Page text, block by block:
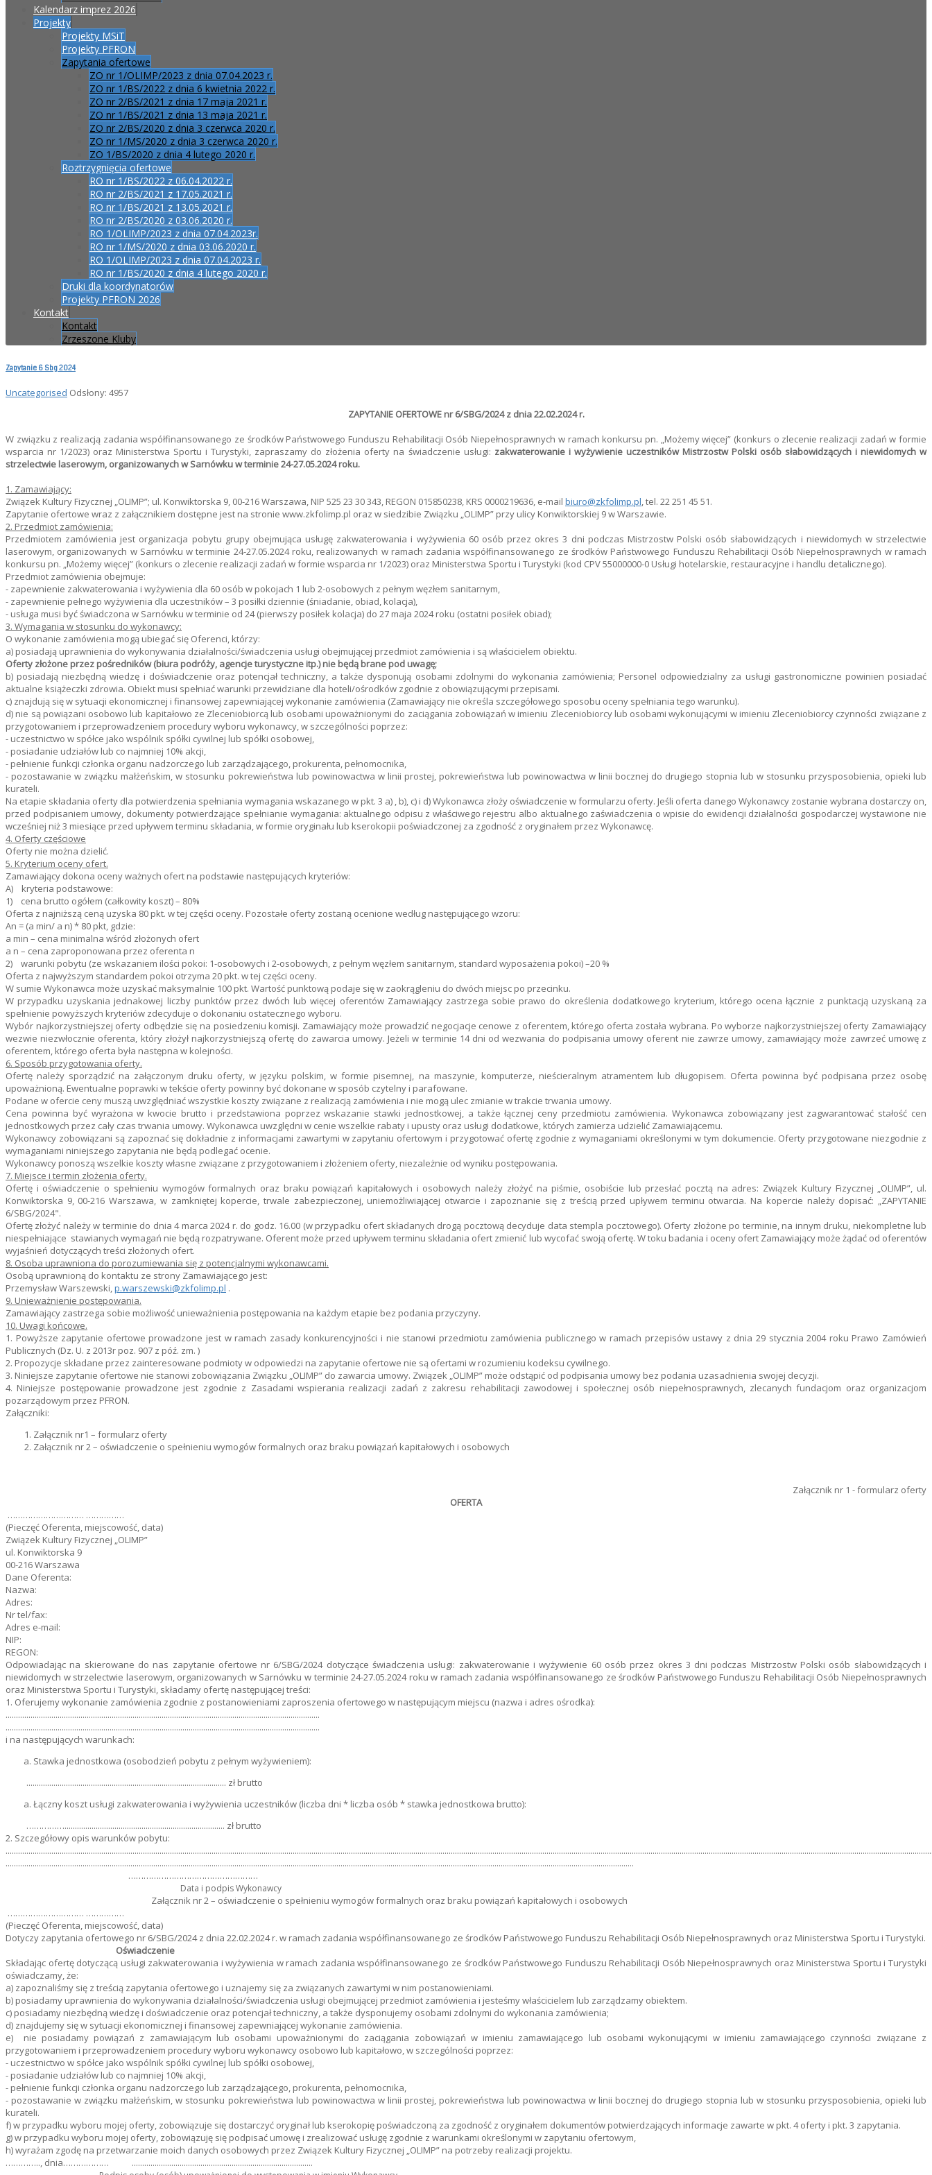
Kalendarz imprez 2026
Projekty
Projekty MSiT
Projekty PFRON
Zapytania ofertowe
ZO nr 1/OLIMP/2023 z dnia 07.04.2023 r.
ZO nr 1/BS/2022 z dnia 6 kwietnia 2022 r.
ZO nr 2/BS/2021 z dnia 17 maja 2021 r.
ZO nr 1/BS/2021 z dnia 13 maja 2021 r.
ZO nr 2/BS/2020 z dnia 3 czerwca 2020 r.
ZO nr 1/MS/2020 z dnia 3 czerwca 2020 r.
ZO 1/BS/2020 z dnia 4 lutego 2020 r.
Roztrzygnięcia ofertowe
RO nr 1/BS/2022 z 06.04.2022 r.
RO nr 2/BS/2021 z 17.05.2021 r.
RO nr 1/BS/2021 z 13.05.2021 r.
RO nr 2/BS/2020 z 03.06.2020 r.
RO 1/OLIMP/2023 z dnia 07.04.2023r.
RO nr 1/MS/2020 z dnia 03.06.2020 r.
RO 1/OLIMP/2023 z dnia 07.04.2023 r.
RO nr 1/BS/2020 z dnia 4 lutego 2020 r.
Druki dla koordynatorów
Projekty PFRON 2026
Kontakt
Kontakt
Zrzeszone Kluby
Zapytanie 6 Sbg 2024
Uncategorised Odsłony: 4957
ZAPYTANIE OFERTOWE nr 6/SBG/2024 z dnia 22.02.2024 r.
W związku z realizacją zadania współfinansowanego ze środków Państwowego Funduszu Rehabilitacji Osób Niepełnosprawnych w ramach konkursu pn. „Możemy więcej” (konkurs o zlecenie realizacji zadań w formie
wsparcia nr 1/2023) oraz Ministerstwa Sportu i Turystyki, zapraszamy do złożenia oferty na świadczenie usługi: zakwaterowanie i wyżywienie uczestników Mistrzostw Polski osób słabowidzących i niewidomych w
strzelectwie laserowym, organizowanych w Sarnówku w terminie 24-27.05.2024 roku.
1. Zamawiający:
Związek Kultury Fizycznej „OLIMP”; ul. Konwiktorska 9, 00-216 Warszawa, NIP 525 23 30 343, REGON 015850238, KRS 0000219636, e-mail biuro@zkfolimp.pl, tel. 22 251 45 51.
Zapytanie ofertowe wraz z załącznikiem dostępne jest na stronie www.zkfolimp.pl oraz w siedzibie Związku „OLIMP” przy ulicy Konwiktorskiej 9 w Warszawie.
2. Przedmiot zamówienia:
Przedmiotem zamówienia jest organizacja pobytu grupy obejmująca usługę zakwaterowania i wyżywienia 60 osób przez okres 3 dni podczas Mistrzostw Polski osób słabowidzących i niewidomych w strzelectwie
laserowym, organizowanych w Sarnówku w terminie 24-27.05.2024 roku, realizowanych w ramach zadania współfinansowanego ze środków Państwowego Funduszu Rehabilitacji Osób Niepełnosprawnych w ramach
konkursu pn. „Możemy więcej” (konkurs o zlecenie realizacji zadań w formie wsparcia nr 1/2023) oraz Ministerstwa Sportu i Turystyki (kod CPV 55000000-0 Usługi hotelarskie, restauracyjne i handlu detalicznego).
Przedmiot zamówienia obejmuje:
- zapewnienie zakwaterowania i wyżywienia dla 60 osób w pokojach 1 lub 2-osobowych z pełnym węzłem sanitarnym,
- zapewnienie pełnego wyżywienia dla uczestników – 3 posiłki dziennie (śniadanie, obiad, kolacja),
- usługa musi być świadczona w Sarnówku w terminie od 24 (pierwszy posiłek kolacja) do 27 maja 2024 roku (ostatni posiłek obiad);
3. Wymagania w stosunku do wykonawcy:
O wykonanie zamówienia mogą ubiegać się Oferenci, którzy:
a) posiadają uprawnienia do wykonywania działalności/świadczenia usługi obejmującej przedmiot zamówienia i są właścicielem obiektu.
Oferty złożone przez pośredników (biura podróży, agencje turystyczne itp.) nie będą brane pod uwagę;
b) posiadają niezbędną wiedzę i doświadczenie oraz potencjał techniczny, a także dysponują osobami zdolnymi do wykonania zamówienia; Personel odpowiedzialny za usługi gastronomiczne powinien posiadać
aktualne książeczki zdrowia. Obiekt musi spełniać warunki przewidziane dla hoteli/ośrodków zgodnie z obowiązującymi przepisami.
c) znajdują się w sytuacji ekonomicznej i finansowej zapewniającej wykonanie zamówienia (Zamawiający nie określa szczegółowego sposobu oceny spełniania tego warunku).
d) nie są powiązani osobowo lub kapitałowo ze Zleceniobiorcą lub osobami upoważnionymi do zaciągania zobowiązań w imieniu Zleceniobiorcy lub osobami wykonującymi w imieniu Zleceniobiorcy czynności związane z
przygotowaniem i przeprowadzeniem procedury wyboru wykonawcy, w szczególności poprzez:
- uczestnictwo w spółce jako wspólnik spółki cywilnej lub spółki osobowej,
- posiadanie udziałów lub co najmniej 10% akcji,
- pełnienie funkcji członka organu nadzorczego lub zarządzającego, prokurenta, pełnomocnika,
- pozostawanie w związku małżeńskim, w stosunku pokrewieństwa lub powinowactwa w linii prostej, pokrewieństwa lub powinowactwa w linii bocznej do drugiego stopnia lub w stosunku przysposobienia, opieki lub
kurateli.
Na etapie składania oferty dla potwierdzenia spełniania wymagania wskazanego w pkt. 3 a) , b), c) i d) Wykonawca złoży oświadczenie w formularzu oferty. Jeśli oferta danego Wykonawcy zostanie wybrana dostarczy on,
przed podpisaniem umowy, dokumenty potwierdzające spełnianie wymagania: aktualnego odpisu z właściwego rejestru albo aktualnego zaświadczenia o wpisie do ewidencji działalności gospodarczej wystawione nie
wcześniej niż 3 miesiące przed upływem terminu składania, w formie oryginału lub kserokopii poświadczonej za zgodność z oryginałem przez Wykonawcę.
4. Oferty częściowe
Oferty nie można dzielić.
5. Kryterium oceny ofert.
Zamawiający dokona oceny ważnych ofert na podstawie następujących kryteriów:
A) kryteria podstawowe:
1) cena brutto ogółem (całkowity koszt) – 80%
Oferta z najniższą ceną uzyska 80 pkt. w tej części oceny. Pozostałe oferty zostaną ocenione według następującego wzoru:
An = (a min/ a n) * 80 pkt, gdzie:
a min – cena minimalna wśród złożonych ofert
a n – cena zaproponowana przez oferenta n
2) warunki pobytu (ze wskazaniem ilości pokoi: 1-osobowych i 2-osobowych, z pełnym węzłem sanitarnym, standard wyposażenia pokoi) –20 %
Oferta z najwyższym standardem pokoi otrzyma 20 pkt. w tej części oceny.
W sumie Wykonawca może uzyskać maksymalnie 100 pkt. Wartość punktową podaje się w zaokrągleniu do dwóch miejsc po przecinku.
W przypadku uzyskania jednakowej liczby punktów przez dwóch lub więcej oferentów Zamawiający zastrzega sobie prawo do określenia dodatkowego kryterium, którego ocena łącznie z punktacją uzyskaną za
spełnienie powyższych kryteriów zdecyduje o dokonaniu ostatecznego wyboru.
Wybór najkorzystniejszej oferty odbędzie się na posiedzeniu komisji. Zamawiający może prowadzić negocjacje cenowe z oferentem, którego oferta została wybrana. Po wyborze najkorzystniejszej oferty Zamawiający
wezwie niezwłocznie oferenta, który złożył najkorzystniejszą ofertę do zawarcia umowy. Jeżeli w terminie 14 dni od wezwania do podpisania umowy oferent nie zawrze umowy, zamawiający może zawrzeć umowę z
oferentem, którego oferta była następna w kolejności.
6. Sposób przygotowania oferty.
Ofertę należy sporządzić na załączonym druku oferty, w języku polskim, w formie pisemnej, na maszynie, komputerze, nieścieralnym atramentem lub długopisem. Oferta powinna być podpisana przez osobę
upoważnioną. Ewentualne poprawki w tekście oferty powinny być dokonane w sposób czytelny i parafowane.
Podane w ofercie ceny muszą uwzględniać wszystkie koszty związane z realizacją zamówienia i nie mogą ulec zmianie w trakcie trwania umowy.
Cena powinna być wyrażona w kwocie brutto i przedstawiona poprzez wskazanie stawki jednostkowej, a także łącznej ceny przedmiotu zamówienia. Wykonawca zobowiązany jest zagwarantować stałość cen
jednostkowych przez cały czas trwania umowy. Wykonawca uwzględni w cenie wszelkie rabaty i upusty oraz usługi dodatkowe, których zamierza udzielić Zamawiającemu.
Wykonawcy zobowiązani są zapoznać się dokładnie z informacjami zawartymi w zapytaniu ofertowym i przygotować ofertę zgodnie z wymaganiami określonymi w tym dokumencie. Oferty przygotowane niezgodnie z
wymaganiami niniejszego zapytania nie będą podlegać ocenie.
Wykonawcy ponoszą wszelkie koszty własne związane z przygotowaniem i złożeniem oferty, niezależnie od wyniku postępowania.
7. Miejsce i termin złożenia oferty.
Ofertę i oświadczenie o spełnieniu wymogów formalnych oraz braku powiązań kapitałowych i osobowych należy złożyć na piśmie, osobiście lub przesłać pocztą na adres: Związek Kultury Fizycznej „OLIMP”, ul.
Konwiktorska 9, 00-216 Warszawa, w zamkniętej kopercie, trwale zabezpieczonej, uniemożliwiającej otwarcie i zapoznanie się z treścią przed upływem terminu otwarcia. Na kopercie należy dopisać: „ZAPYTANIE
6/SBG/2024".
Ofertę złożyć należy w terminie do dnia 4 marca 2024 r. do godz. 16.00 (w przypadku ofert składanych drogą pocztową decyduje data stempla pocztowego). Oferty złożone po terminie, na innym druku, niekompletne lub
niespełniające stawianych wymagań nie będą rozpatrywane. Oferent może przed upływem terminu składania ofert zmienić lub wycofać swoją ofertę. W toku badania i oceny ofert Zamawiający może żądać od oferentów
wyjaśnień dotyczących treści złożonych ofert.
8. Osoba uprawniona do porozumiewania się z potencjalnymi wykonawcami.
Osobą uprawnioną do kontaktu ze strony Zamawiającego jest:
Przemysław Warszewski,p.warszewski@zkfolimp.pl .
9. Unieważnienie postępowania.
Zamawiający zastrzega sobie możliwość unieważnienia postępowania na każdym etapie bez podania przyczyny.
10. Uwagi końcowe.
1. Powyższe zapytanie ofertowe prowadzone jest w ramach zasady konkurencyjności i nie stanowi przedmiotu zamówienia publicznego w ramach przepisów ustawy z dnia 29 stycznia 2004 roku Prawo Zamówień
Publicznych (Dz. U. z 2013r poz. 907 z póź. zm. )
2. Propozycje składane przez zainteresowane podmioty w odpowiedzi na zapytanie ofertowe nie są ofertami w rozumieniu kodeksu cywilnego.
3. Niniejsze zapytanie ofertowe nie stanowi zobowiązania Związku „OLIMP” do zawarcia umowy. Związek „OLIMP” może odstąpić od podpisania umowy bez podania uzasadnienia swojej decyzji.
4. Niniejsze postępowanie prowadzone jest zgodnie z Zasadami wspierania realizacji zadań z zakresu rehabilitacji zawodowej i społecznej osób niepełnosprawnych, zlecanych fundacjom oraz organizacjom
pozarządowym przez PFRON.
Załączniki:
Załącznik nr1 – formularz oferty
Załącznik nr 2 – oświadczenie o spełnieniu wymogów formalnych oraz braku powiązań kapitałowych i osobowych
Załącznik nr 1 - formularz oferty
OFERTA
………………………… ……………
(Pieczęć Oferenta, miejscowość, data)
Związek Kultury Fizycznej „OLIMP”
ul. Konwiktorska 9
00-216 Warszawa
Dane Oferenta:
Nazwa:
Adres:
Nr tel/fax:
Adres e-mail:
NIP:
REGON:
Odpowiadając na skierowane do nas zapytanie ofertowe nr 6/SBG/2024 dotyczące świadczenia usługi: zakwaterowanie i wyżywienie 60 osób przez okres 3 dni podczas Mistrzostw Polski osób słabowidzących i
niewidomych w strzelectwie laserowym, organizowanych w Sarnówku w terminie 24-27.05.2024 roku w ramach zadania współfinansowanego ze środków Państwowego Funduszu Rehabilitacji Osób Niepełnosprawnych
oraz Ministerstwa Sportu i Turystyki, składamy ofertę następującej treści:
1. Oferujemy wykonanie zamówienia zgodnie z postanowieniami zaproszenia ofertowego w następującym miejscu (nazwa i adres ośrodka):
.......................................................................................................................................................
.......................................................................................................................................................
i na następujących warunkach:
Stawka jednostkowa (osobodzień pobytu z pełnym wyżywieniem):
................................................................................................ zł brutto
Łączny koszt usługi zakwaterowania i wyżywienia uczestników (liczba dni * liczba osób * stawka jednostkowa brutto):
……………............................................................................. zł brutto
2. Szczegółowy opis warunków pobytu:
..............................................................................................................................................................................................................................................................................................................
……………………………………………
Data i podpis Wykonawcy
Załącznik nr 2 – oświadczenie o spełnieniu wymogów formalnych oraz braku powiązań kapitałowych i osobowych
………………………… ……………
(Pieczęć Oferenta, miejscowość, data)
Dotyczy zapytania ofertowego nr 6/SBG/2024 z dnia 22.02.2024 r. w ramach zadania współfinansowanego ze środków Państwowego Funduszu Rehabilitacji Osób Niepełnosprawnych oraz Ministerstwa Sportu i Turystyki.
Oświadczenie
Składając ofertę dotyczącą usługi zakwaterowania i wyżywienia w ramach zadania współfinansowanego ze środków Państwowego Funduszu Rehabilitacji Osób Niepełnosprawnych oraz Ministerstwa Sportu i Turystyki
oświadczamy, że:
a) zapoznaliśmy się z treścią zapytania ofertowego i uznajemy się za związanych zawartymi w nim postanowieniami.
b) posiadamy uprawnienia do wykonywania działalności/świadczenia usługi obejmującej przedmiot zamówienia i jesteśmy właścicielem lub zarządzamy obiektem.
c) posiadamy niezbędną wiedzę i doświadczenie oraz potencjał techniczny, a także dysponujemy osobami zdolnymi do wykonania zamówienia;
d) znajdujemy się w sytuacji ekonomicznej i finansowej zapewniającej wykonanie zamówienia.
e) nie posiadamy powiązań z zamawiającym lub osobami upoważnionymi do zaciągania zobowiązań w imieniu zamawiającego lub osobami wykonującymi w imieniu zamawiającego czynności związane z
przygotowaniem i przeprowadzeniem procedury wyboru wykonawcy osobowo lub kapitałowo, w szczególności poprzez:
- uczestnictwo w spółce jako wspólnik spółki cywilnej lub spółki osobowej,
- posiadanie udziałów lub co najmniej 10% akcji,
- pełnienie funkcji członka organu nadzorczego lub zarządzającego, prokurenta, pełnomocnika,
- pozostawanie w związku małżeńskim, w stosunku pokrewieństwa lub powinowactwa w linii prostej, pokrewieństwa lub powinowactwa w linii bocznej do drugiego stopnia lub w stosunku przysposobienia, opieki lub
kurateli.
f) w przypadku wyboru mojej oferty, zobowiązuje się dostarczyć oryginał lub kserokopię poświadczoną za zgodność z oryginałem dokumentów potwierdzających informacje zawarte w pkt. 4 oferty i pkt. 3 zapytania.
g) w przypadku wyboru mojej oferty, zobowiązuję się podpisać umowę i zrealizować usługę zgodnie z warunkami określonymi w zapytaniu ofertowym,
h) wyrażam zgodę na przetwarzanie moich danych osobowych przez Związek Kultury Fizycznej „OLIMP” na potrzeby realizacji projektu.
………….., dnia……………… .......................................................................................